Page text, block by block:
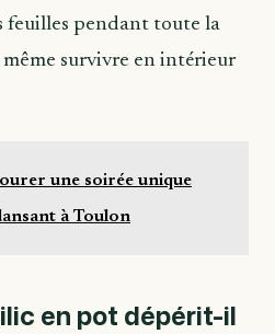
pendant toute la
survivre en intérieur
une soirée unique
à Toulon
en pot dépérit-il